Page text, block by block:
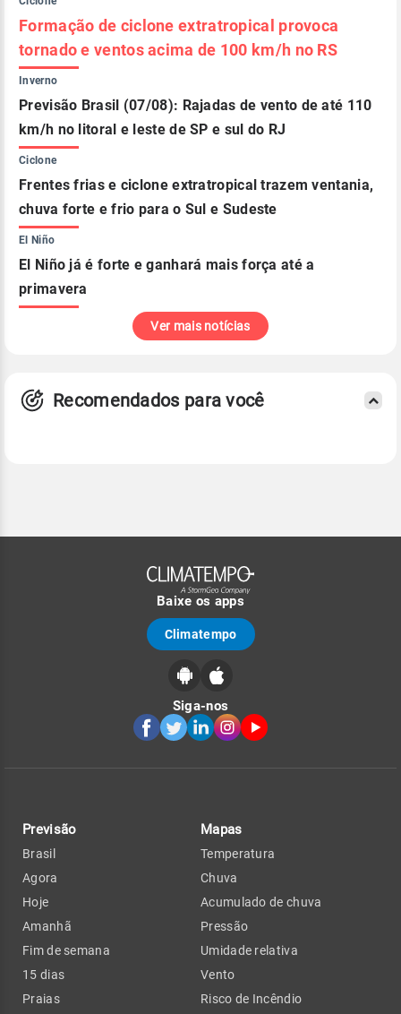
Formação de ciclone extratropical provoca
tornado e ventos acima de 100 km/h no RS
Inverno
Previsão Brasil (07/08): Rajadas de vento de até 110
km/h no litoral e leste de SP e sul do RJ
Ciclone
Frentes frias e ciclone extratropical trazem ventania,
chuva forte e frio para o Sul e Sudeste
El Niño
El Niño já é forte e ganhará mais força até a
primavera
Ver mais notícias
Recomendados para você
Baixe os apps
Climatempo
Siga-nos
Previsão
Brasil
Agora
Hoje
Amanhã
Fim de semana
15 dias
Praias
Mapas
Temperatura
Chuva
Acumulado de chuva
Pressão
Umidade relativa
Vento
Risco de Incêndio